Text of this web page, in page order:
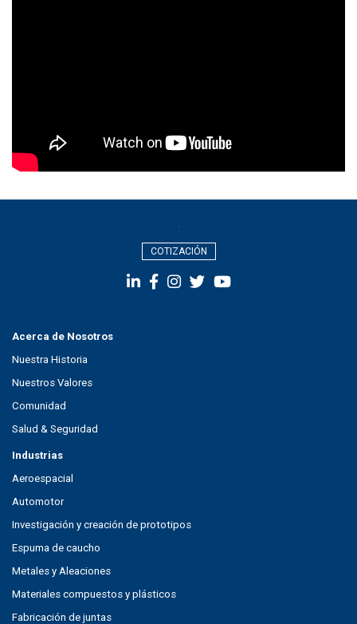
COTIZACIÓN
Acerca de Nosotros
Nuestra Historia
Nuestros Valores
Comunidad
Salud & Seguridad
Industrias
Aeroespacial
Automotor
Investigación y creación de prototipos
Espuma de caucho
Metales y Aleaciones
Materiales compuestos y plásticos
Fabricación de juntas